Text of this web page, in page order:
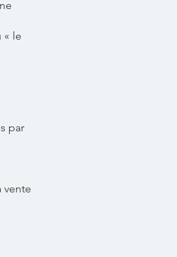
« le
par
vente